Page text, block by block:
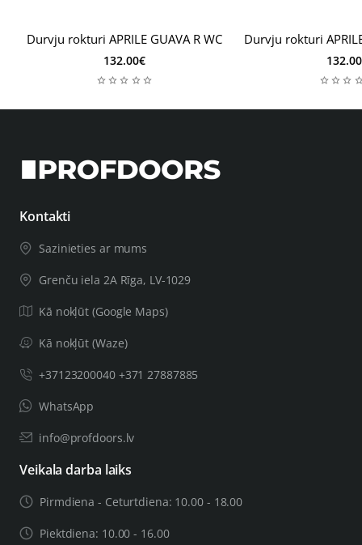
Durvju rokturi APRILE GUAVA R WC
132.00€
Durvju rokturi
Kontakti
Sazinieties ar mums
Grenču iela 2A Rīga, LV-1029
Kā nokļūt (Google Maps)
Kā nokļūt (Waze)
+37123200040 +371 27887885
WhatsApp
info@profdoors.lv
Veikala darba laiks
Pirmdiena - Ceturtdiena: 10.00 - 18.00
Piektdiena: 10.00 - 16.00